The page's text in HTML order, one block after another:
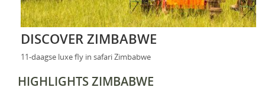
DISCOVER ZIMBABWE
11-daagse luxe fly in safari Zimbabwe
HIGHLIGHTS ZIMBABWE